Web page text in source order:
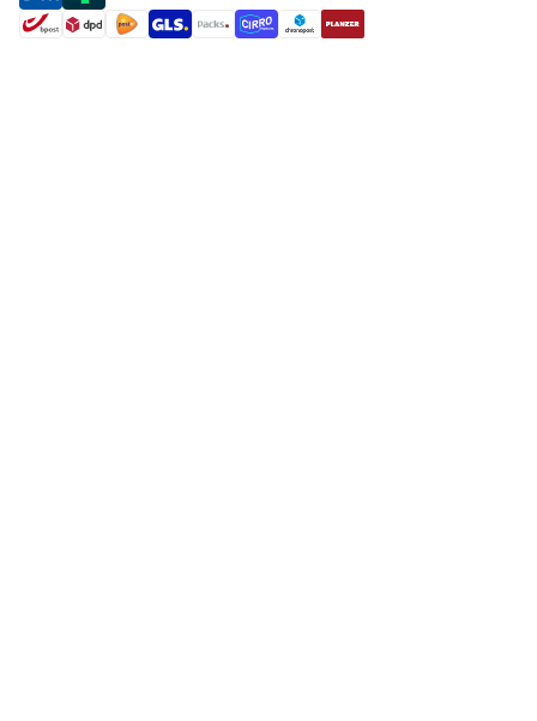
shipment methods